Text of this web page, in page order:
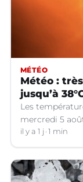
MÉTÉO
Météo :
jusqu’à
Les
mercredi 5
il y a 1 j 1 min